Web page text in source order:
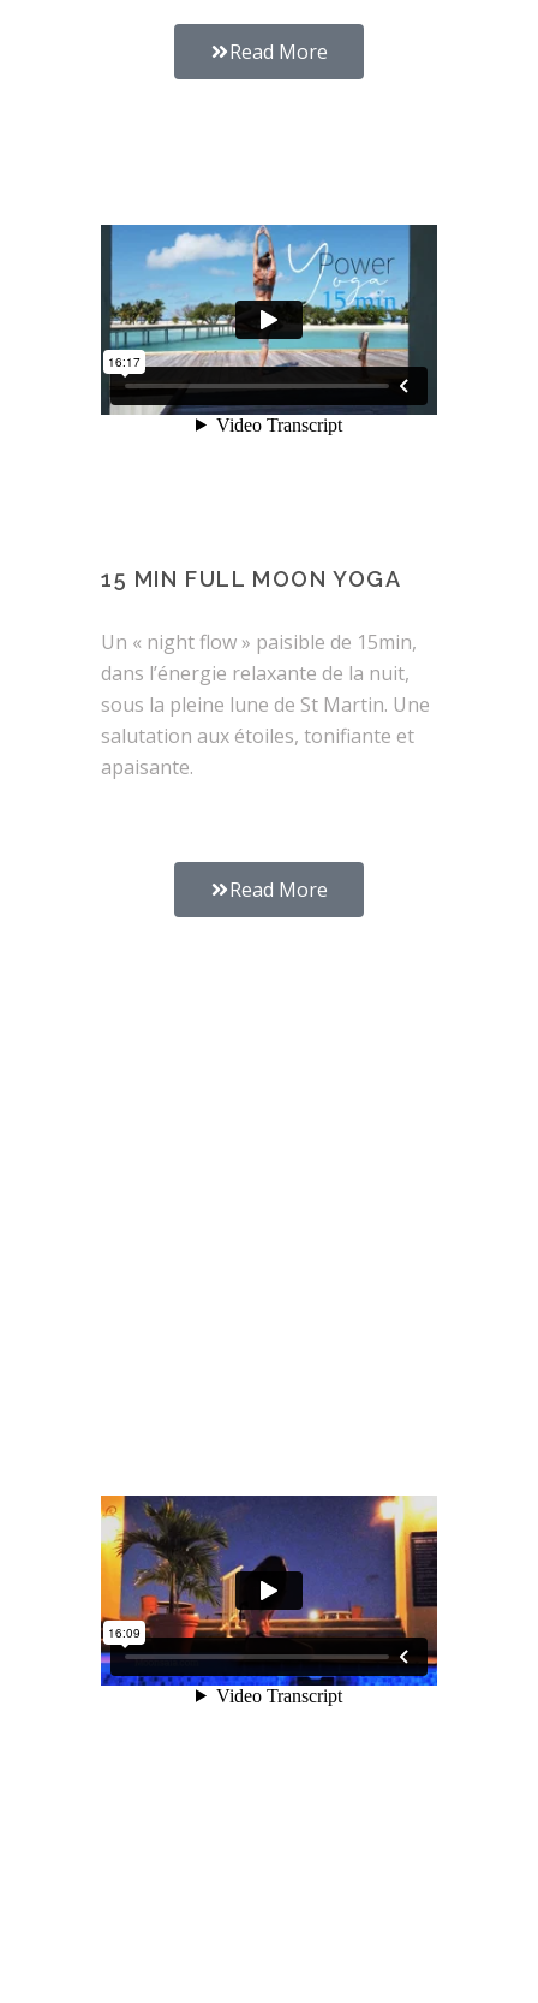
Read More
15 MIN FULL MOON YOGA
Un « night flow » paisible de 15min,
dans l’énergie relaxante de la nuit,
sous la pleine lune de St Martin. Une
salutation aux étoiles, tonifiante et
apaisante.
Read More